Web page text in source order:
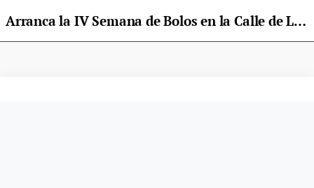
Arranca la IV Semana de Bolos en la Calle de Llanes, que contempla bolos femeninos y de integración